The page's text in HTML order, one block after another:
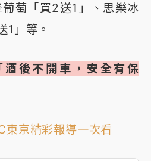
萄「買2送1」、思樂冰
1」等。
後不開車，安全有保
東京精彩報導一次看